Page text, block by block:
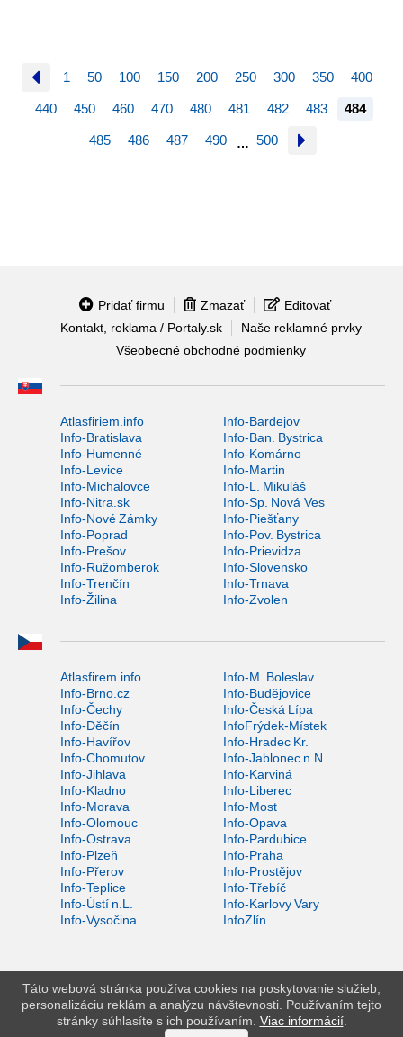
1 50 100 150 200 250 300 350 400
440 450 460 470 480 481 482 483 484
485 486 487 490 … 500
Pridať firmu Zmazať
Editovať
Kontakt, reklama / Portaly.sk
Naše reklamné prvky
Všeobecné obchodné podmienky
Atlasfiriem.info
Info-Bardejov
Info-Bratislava
Info-Ban. Bystrica
Info-Humenné
Info-Komárno
Info-Levice
Info-Martin
Info-Michalovce
Info-L. Mikuláš
Info-Nitra.sk
Info-Sp. Nová Ves
Info-Nové Zámky
Info-Piešťany
Info-Poprad
Info-Pov. Bystrica
Info-Prešov
Info-Prievidza
Info-Ružomberok
Info-Slovensko
Info-Trenčín
Info-Trnava
Info-Žilina
Info-Zvolen
Atlasfirem.info
Info-M. Boleslav
Info-Brno.cz
Info-Budějovice
Info-Čechy
Info-Česká Lípa
Info-Děčín
InfoFrýdek-Místek
Info-Havířov
Info-Hradec Kr.
Info-Chomutov
Info-Jablonec n.N.
Info-Jihlava
Info-Karviná
Info-Kladno
Info-Liberec
Info-Morava
Info-Most
Info-Olomouc
Info-Opava
Info-Ostrava
Info-Pardubice
Info-Plzeň
Info-Praha
Info-Přerov
Info-Prostějov
Info-Teplice
Info-Třebíč
Info-Ústí n.L.
Info-Karlovy Vary
Info-Vysočina
InfoZlín
Táto webová stránka používa cookies na poskytovanie služieb,
personalizáciu reklám a analýzu návštevnosti. Používaním tejto
stránky súhlasíte s ich používaním. Viac informácií.